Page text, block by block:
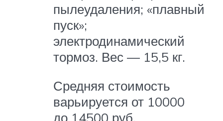
пылеудаления; «плавный
пуск»;
электродинамический
тормоз. Вес — 15,5 кг.
Средняя стоимость
варьируется от 10000
до 14500 руб.